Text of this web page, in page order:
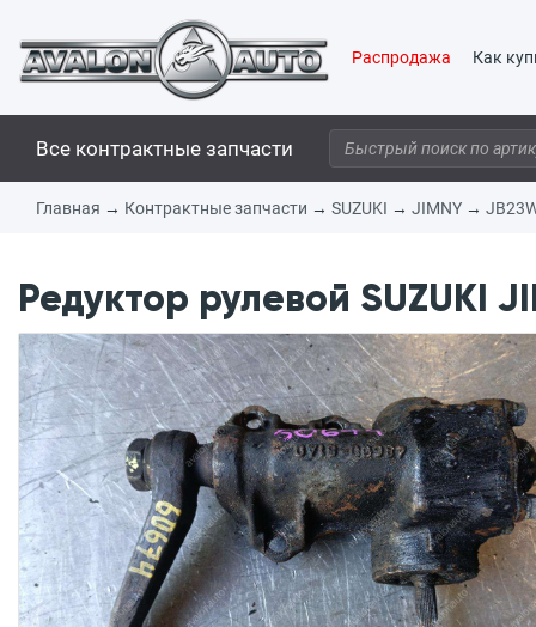
Распродажа Как
Все контрактные запчасти
Главная → Контрактные запчасти → SUZUKI → JIMNY →
Редуктор рулевой SUZUKI